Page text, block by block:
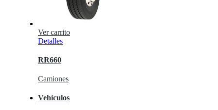
Ver carrito
Detalles
RR660
Camiones
Vehículos